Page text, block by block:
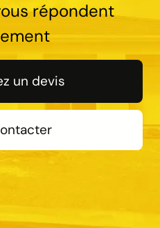
répondent
un devis